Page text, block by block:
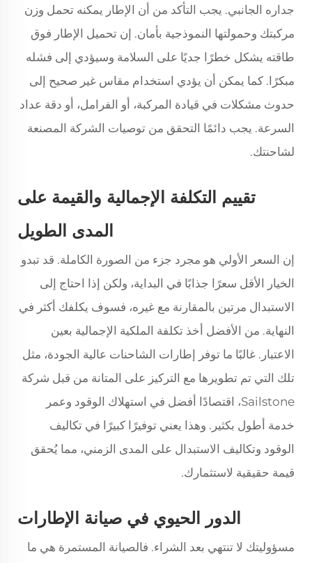
جداره الجانبي. يجب التأكد من أن الإطار يمكنه تحمل وزن
مركبتك وحمولتها النموذجية بأمان. إن تحميل الإطار فوق
طاقته يشكل خطرًا جديًا على السلامة وسيؤدي إلى فشله
مبكرًا. كما يمكن أن يؤدي استخدام مقاس غير صحيح إلى
حدوث مشكلات في قيادة المركبة، أو الفرامل، أو دقة عداد
السرعة. يجب دائمًا التحقق من توصيات الشركة المصنعة
لشاحنتك.
تقييم التكلفة الإجمالية والقيمة على
المدى الطويل
إن السعر الأولي هو مجرد جزء من الصورة الكاملة. قد تبدو
الخيار الأقل سعرًا جذابًا في البداية، ولكن إذا احتاج إلى
الاستبدال مرتين بالمقارنة مع غيره، فسوف يكلفك أكثر في
النهاية. من الأفضل أخذ تكلفة الملكية الإجمالية بعين
الاعتبار. غالبًا ما توفر إطارات الشاحنات عالية الجودة، مثل
تلك التي تم تطويرها مع التركيز على المتانة من قبل شركة
Sailstone، اقتصادًا أفضل في استهلاك الوقود وعمر
خدمة أطول بكثير. وهذا يعني توفيرًا كبيرًا في تكاليف
الوقود وتكاليف الاستبدال على المدى الزمني، مما يُحقق
قيمة حقيقية لاستثمارك.
الدور الحيوي في صيانة الإطارات
مسؤوليتك لا تنتهي بعد الشراء. فالصيانة المستمرة هي ما